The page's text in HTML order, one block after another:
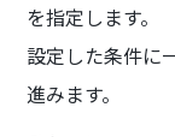
を指定します。
設定した条件に
進みます。